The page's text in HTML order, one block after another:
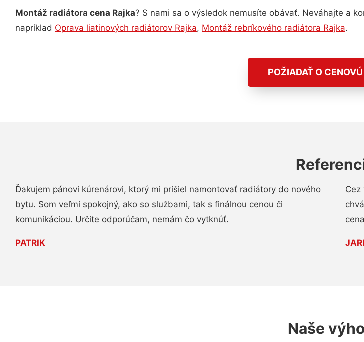
Montáž radiátora cena Rajka? S nami sa o výsledok nemusíte obávať. Neváhajte a
napríklad Oprava liatinových radiátorov Rajka, Montáž rebríkového radiátora Rajka.
POŽIADAŤ O
Ďakujem pánovi kúrenárovi, ktorý mi prišiel namontovať radiátory do nového
bytu. Som veľmi spokojný, ako so službami, tak s finálnou cenou či
komunikáciou. Určite odporúčam, nemám čo vytknúť.
PATRIK
Cez
Naše